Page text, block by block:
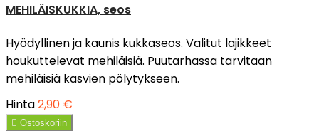
MEHILÄISKUKKIA, seos
Hyödyllinen ja kaunis kukkaseos. Valitut lajikkeet
houkuttelevat mehiläisiä. Puutarhassa tarvitaan
mehiläisiä kasvien pölytykseen.
Hinta2,90 €
 Ostoskoriin